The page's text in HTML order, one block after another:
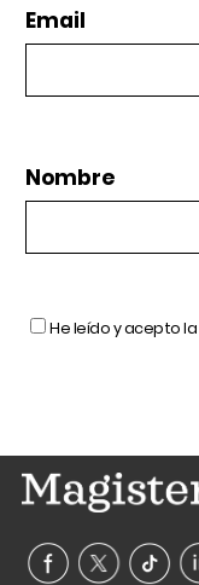
Email
Nombre
He leído y acepto la